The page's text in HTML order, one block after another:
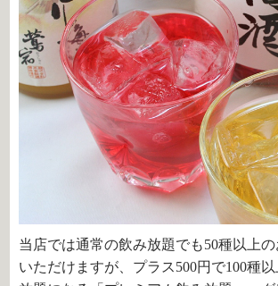
当店では通常の飲み放題でも50種以上
いただけますが、プラス500円で100種